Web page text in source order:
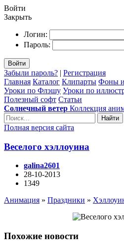
Войти
Закрыть
Логин:
Пароль:
Войти
Забыли пароль? | Регистрация
Главная Каталог Клипарты Фоны
Уроки по Флэшу Уроки по
Полезный софт Статьи
Солнечный ветер Коллекция
Найти
Полная версия сайта
Веселого хэллоуина
galina2601
28-10-2013
1349
Анимация » Праздники »
Похожие новости